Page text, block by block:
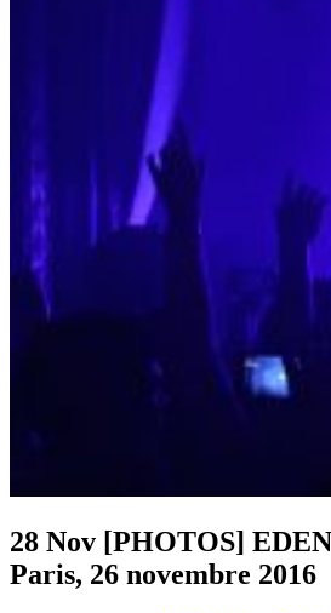
28 Nov [PHOTOS]
Paris, 26 novembre 2016